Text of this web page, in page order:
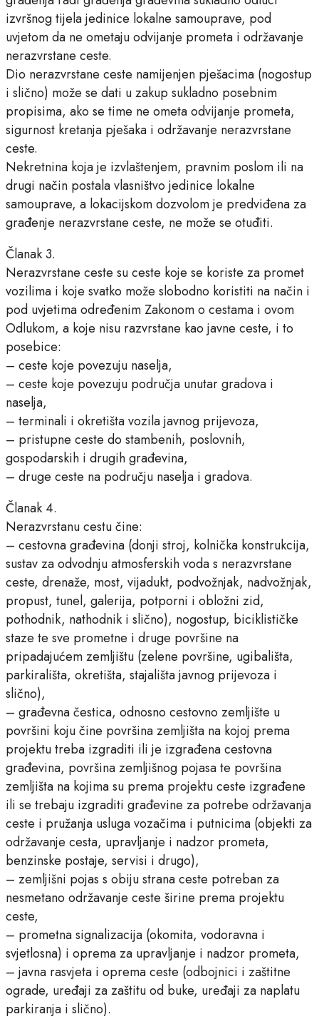
izvršnog tijela jedinice lokalne samouprave, pod
uvjetom da ne ometaju odvijanje prometa i održavanje
nerazvrstane ceste.
Dio nerazvrstane ceste namijenjen pješacima (nogostup
i slično) može se dati u zakup sukladno posebnim
propisima, ako se time ne ometa odvijanje prometa,
sigurnost kretanja pješaka i održavanje nerazvrstane
ceste.
Nekretnina koja je izvlaštenjem, pravnim poslom ili na
drugi način postala vlasništvo jedinice lokalne
samouprave, a lokacijskom dozvolom je predviđena za
građenje nerazvrstane ceste, ne može se otuđiti.
Članak 3.
Nerazvrstane ceste su ceste koje se koriste za promet
vozilima i koje svatko može slobodno koristiti na način i
pod uvjetima određenim Zakonom o cestama i ovom
Odlukom, a koje nisu razvrstane kao javne ceste, i to
posebice:
– ceste koje povezuju naselja,
– ceste koje povezuju područja unutar gradova i
naselja,
– terminali i okretišta vozila javnog prijevoza,
– pristupne ceste do stambenih, poslovnih,
gospodarskih i drugih građevina,
– druge ceste na području naselja i gradova.
Članak 4.
Nerazvrstanu cestu čine:
– cestovna građevina (donji stroj, kolnička konstrukcija,
sustav za odvodnju atmosferskih voda s nerazvrstane
ceste, drenaže, most, vijadukt, podvožnjak, nadvožnjak,
propust, tunel, galerija, potporni i obložni zid,
pothodnik, nathodnik i slično), nogostup, biciklističke
staze te sve prometne i druge površine na
pripadajućem zemljištu (zelene površine, ugibališta,
parkirališta, okretišta, stajališta javnog prijevoza i
slično),
– građevna čestica, odnosno cestovno zemljište u
površini koju čine površina zemljišta na kojoj prema
projektu treba izgraditi ili je izgrađena cestovna
građevina, površina zemljišnog pojasa te površina
zemljišta na kojima su prema projektu ceste izgrađene
ili se trebaju izgraditi građevine za potrebe održavanja
ceste i pružanja usluga vozačima i putnicima (objekti za
održavanje cesta, upravljanje i nadzor prometa,
benzinske postaje, servisi i drugo),
– zemljišni pojas s obiju strana ceste potreban za
nesmetano održavanje ceste širine prema projektu
ceste,
– prometna signalizacija (okomita, vodoravna i
svjetlosna) i oprema za upravljanje i nadzor prometa,
– javna rasvjeta i oprema ceste (odbojnici i zaštitne
ograde, uređaji za zaštitu od buke, uređaji za naplatu
parkiranja i slično).